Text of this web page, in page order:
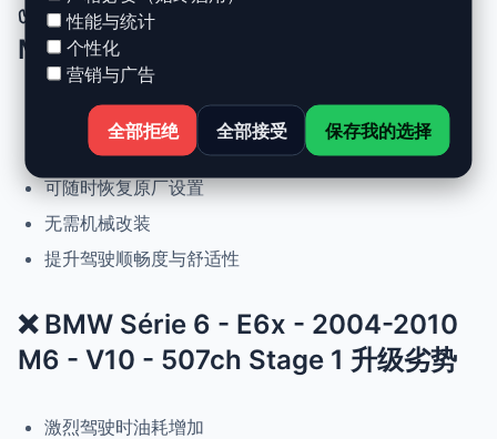
✅ BMW Série 6 - E6x - 2004-2010
M6 - V10 - 507ch Stage 1 升级优势
动力提升高达 +30%，扭矩提升 +25%
正常驾驶下优化油耗
可随时恢复原厂设置
无需机械改装
提升驾驶顺畅度与舒适性
❌ BMW Série 6 - E6x - 2004-2010
M6 - V10 - 507ch Stage 1 升级劣势
激烈驾驶时油耗增加
性能与统计
个性化
营销与广告
全部拒绝 全部接受 保存我的选择